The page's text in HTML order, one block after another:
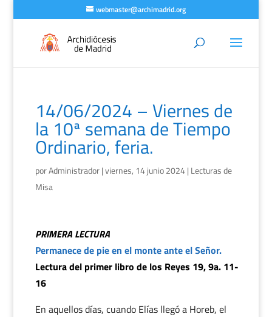
webmaster@archimadrid.org
14/06/2024 – Viernes de
la 10ª semana de Tiempo
Ordinario, feria.
porAdministrador|viernes, 14 junio 2024| Lecturas de
Misa
PRIMERA LECTURA
Permanece de pie en el monte ante el Señor.
Lectura del primer libro de los Reyes 19, 9a. 11-
16
En aquellos días, cuando Elías llegó a Horeb, el